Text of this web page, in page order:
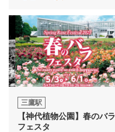
三鷹駅
【神代植物公園】春のバラ
フェスタ